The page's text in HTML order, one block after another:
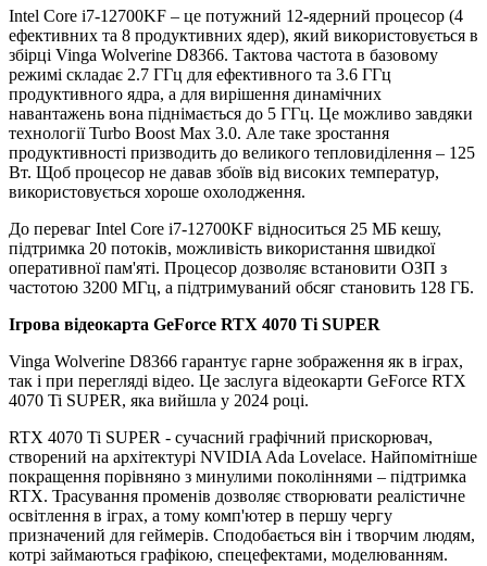
Intel Core i7-12700KF – це потужний 12-ядерний процесор (4
ефективних та 8 продуктивних ядер), який використовується в
збірці Vinga Wolverine D8366. Тактова частота в базовому
режимі складає 2.7 ГГц для ефективного та 3.6 ГГц
продуктивного ядра, а для вирішення динамічних
навантажень вона піднімається до 5 ГГц. Це можливо завдяки
технології Turbo Boost Max 3.0. Але таке зростання
продуктивності призводить до великого тепловиділення – 125
Вт. Щоб процесор не давав збоїв від високих температур,
використовується хороше охолодження.
До переваг Intel Core i7-12700KF відноситься 25 МБ кешу,
підтримка 20 потоків, можливість використання швидкої
оперативної пам'яті. Процесор дозволяє встановити ОЗП з
частотою 3200 МГц, а підтримуваний обсяг становить 128 ГБ.
Ігрова відеокарта GeForce RTX 4070 Ti SUPER
Vinga Wolverine D8366 гарантує гарне зображення як в іграх,
так і при перегляді відео. Це заслуга відеокарти GeForce RTX
4070 Ti SUPER, яка вийшла у 2024 році.
RTX 4070 Ti SUPER - сучасний графічний прискорювач,
створений на архітектурі NVIDIA Ada Lovelace. Найпомітніше
покращення порівняно з минулими поколіннями – підтримка
RTX. Трасування променів дозволяє створювати реалістичне
освітлення в іграх, а тому комп'ютер в першу чергу
призначений для геймерів. Сподобається він і творчим людям,
котрі займаються графікою, спецефектами, моделюванням.